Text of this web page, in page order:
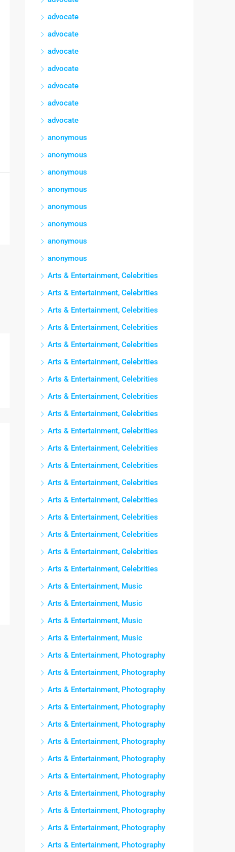
advocate
advocate
advocate
advocate
advocate
advocate
advocate
anonymous
anonymous
anonymous
anonymous
anonymous
anonymous
anonymous
anonymous
Arts & Entertainment, Celebrities
Arts & Entertainment, Celebrities
Arts & Entertainment, Celebrities
Arts & Entertainment, Celebrities
Arts & Entertainment, Celebrities
Arts & Entertainment, Celebrities
Arts & Entertainment, Celebrities
Arts & Entertainment, Celebrities
Arts & Entertainment, Celebrities
Arts & Entertainment, Celebrities
Arts & Entertainment, Celebrities
Arts & Entertainment, Celebrities
Arts & Entertainment, Celebrities
Arts & Entertainment, Celebrities
Arts & Entertainment, Celebrities
Arts & Entertainment, Celebrities
Arts & Entertainment, Celebrities
Arts & Entertainment, Celebrities
Arts & Entertainment, Music
Arts & Entertainment, Music
Arts & Entertainment, Music
Arts & Entertainment, Music
Arts & Entertainment, Photography
Arts & Entertainment, Photography
Arts & Entertainment, Photography
Arts & Entertainment, Photography
Arts & Entertainment, Photography
Arts & Entertainment, Photography
Arts & Entertainment, Photography
Arts & Entertainment, Photography
Arts & Entertainment, Photography
Arts & Entertainment, Photography
Arts & Entertainment, Photography
Arts & Entertainment, Photography